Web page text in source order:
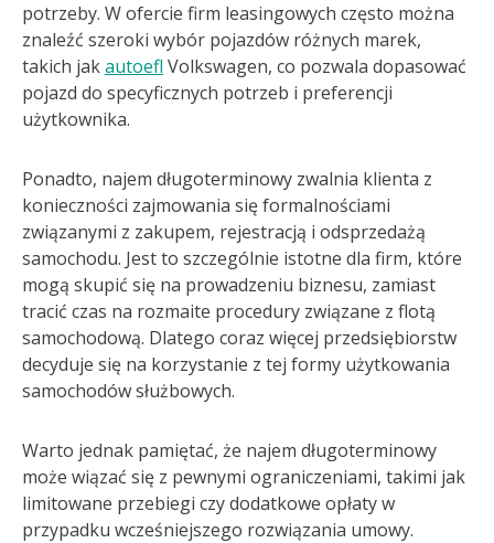
potrzeby. W ofercie firm leasingowych często można
znaleźć szeroki wybór pojazdów różnych marek,
takich jakautoefl Volkswagen, co pozwala dopasować
pojazd do specyficznych potrzeb i preferencji
użytkownika.
Ponadto, najem długoterminowy zwalnia klienta z
konieczności zajmowania się formalnościami
związanymi z zakupem, rejestracją i odsprzedażą
samochodu. Jest to szczególnie istotne dla firm, które
mogą skupić się na prowadzeniu biznesu, zamiast
tracić czas na rozmaite procedury związane z flotą
samochodową. Dlatego coraz więcej przedsiębiorstw
decyduje się na korzystanie z tej formy użytkowania
samochodów służbowych.
Warto jednak pamiętać, że najem długoterminowy
może wiązać się z pewnymi ograniczeniami, takimi jak
limitowane przebiegi czy dodatkowe opłaty w
przypadku wcześniejszego rozwiązania umowy.